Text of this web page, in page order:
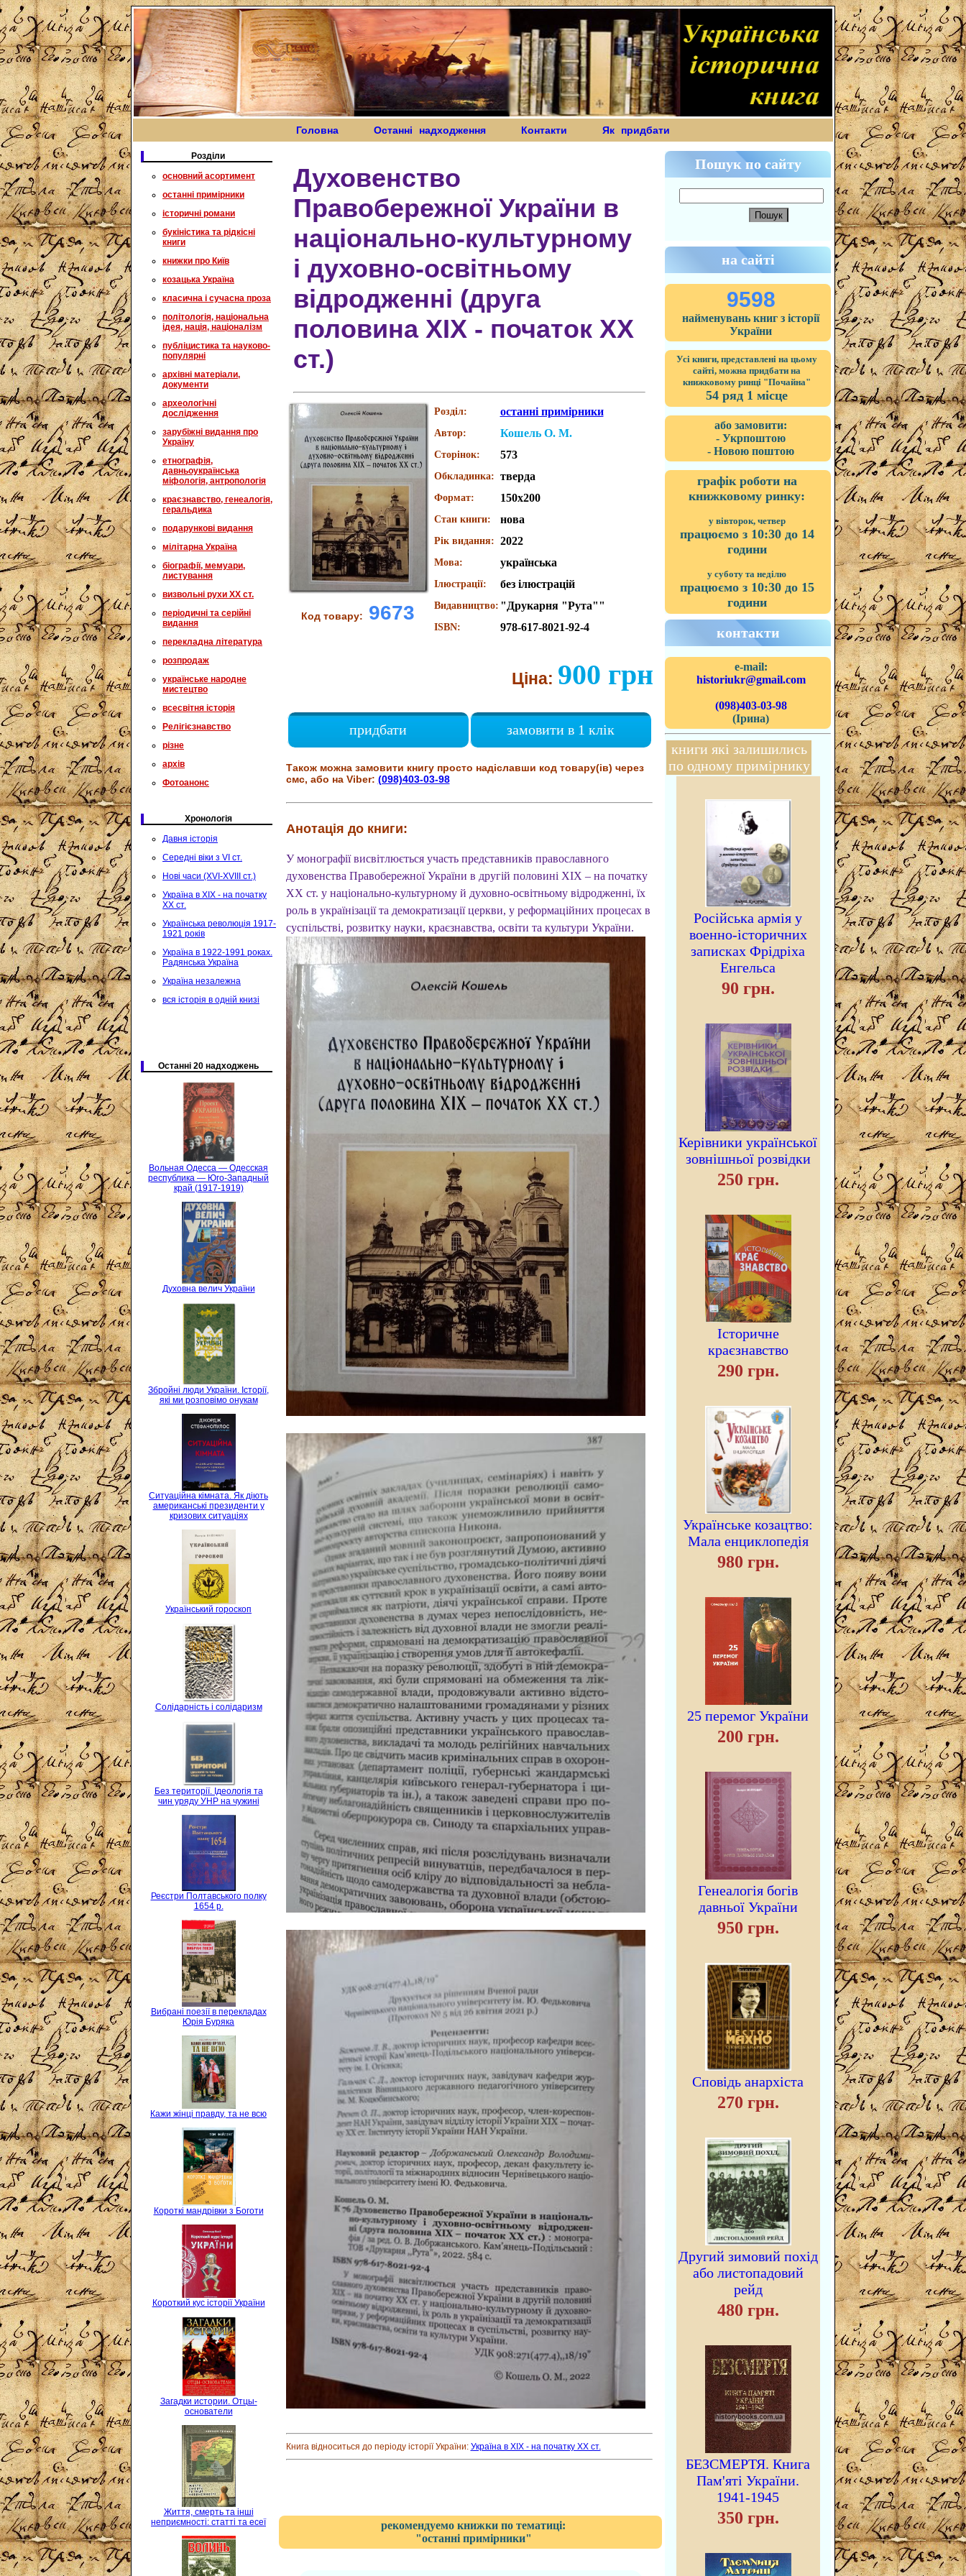
Головна Останні надходження Контакти Як придбати
Розділи
основний асортимент
останні примірники
історичні романи
букіністика та рідкісні
книги
книжки про Київ
козацька Україна
класична і сучасна проза
політологія, національна
ідея, нація, націоналізм
публіцистика та науково-
популярні
архівні матеріали,
документи
археологічні
дослідження
зарубіжні видання про
Україну
етнографія,
давньоукраїнська
міфологія, антропологія
краєзнавство, генеалогія,
геральдика
подарункові видання
мілітарна Україна
біографії, мемуари,
листування
визвольні рухи XX ст.
періодичні та серійні
видання
перекладна література
розпродаж
українське народне
мистецтво
всесвітня історія
Релігієзнавство
різне
архів
Фотоанонс
Хронологія
Давня історія
Середні віки з VI ст.
Нові часи (XVI-XVIII ст.)
Україна в XIX - на початку
XX ст.
Українська революція 1917-
1921 років
Україна в 1922-1991 роках.
Радянська Україна
Україна незалежна
вся історія в одній книзі
Останні 20 надходжень
Вольная Одесса — Одесская
республика — Юго-Западный
край (1917-1919)
Духовна велич України
Збройні люди України. Історії,
які ми розповімо онукам
Ситуаційна кімната. Як діють
американські президенти у
кризових ситуаціях
Український гороскоп
Солідарність і солідаризм
Без території. Ідеологія та
чин уряду УНР на чужині
Реєстри Полтавського полку
1654 р.
Вибрані поезії в перекладах
Юрія Буряка
Кажи жінці правду, та не всю
Короткі мандрівки з Боготи
Короткий кус історії України
Загадки истории. Отцы-
основатели
Життя, смерть та інші
неприємності: статті та есеї
Духовенство
Правобережної України в
національно-культурному
і духовно-освітньому
відродженні (друга
половина XIX - початок XX
ст.)
Код товару: 9673
Розділ: останні примірники
Автор: Кошель О. М.
Сторінок: 573
Обкладинка: тверда
Формат: 150x200
Стан книги: нова
Рік видання: 2022
Мова: українська
Ілюстрації: без ілюстрацій
Видавництво: "Друкарня "Рута""
ISBN: 978-617-8021-92-4
Ціна: 900 грн
придбати замовити в 1 клік
Також можна замовити книгу просто надіславши код товару(ів) через
смс, або на Viber: (098)403-03-98
Анотація до книги:
У монографії висвітлюється участь представників православного
духовенства Правобережної України в другій половині XIX – на початку
ХХ ст. у національно-культурному й духовно-освітньому відродженні, їх
роль в українізації та демократизації церкви, у реформаційних процесах в
суспільстві, розвитку науки, краєзнавства, освіти та культури України.
Книга відноситься до періоду історії України: Україна в XIX - на початку XX ст.
рекомендуемо книжки по тематиці:
"останні примірники"
Пошук по сайту
на сайті
9598
найменувань книг з історії
України
Усі книги, представлені на цьому
сайті, можна придбати на
книжковому ринці "Почайна"
54 ряд 1 місце
або замовити:
- Укрпоштою
- Новою поштою
графік роботи на
книжковому ринку:
у вівторок, четвер
працюємо з 10:30 до 14
години
у суботу та неділю
працюємо з 10:30 до 15
години
контакти
e-mail:
historiukr@gmail.com
(098)403-03-98
(Ірина)
книги які залишились
по одному примірнику
Російська армія у
военно-історичних
записках Фрідріха
Енгельса
90 грн.
Керівники української
зовнішньої розвідки
250 грн.
Історичне
краєзнавство
290 грн.
Українське козацтво:
Мала енциклопедія
980 грн.
25 перемог України
200 грн.
Генеалогія богів
давньої України
950 грн.
Сповідь анархіста
270 грн.
Другий зимовий похід
або листопадовий
рейд
480 грн.
БЕЗСМЕРТЯ. Книга
Пам'яті України.
1941-1945
350 грн.